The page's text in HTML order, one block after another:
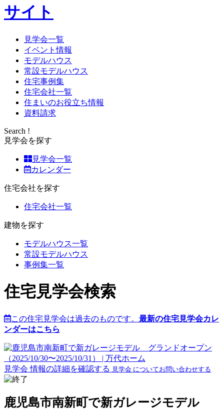
サイト
見学会一覧
イベント情報
モデルハウス
常設モデルハウス
住宅事例集
住宅会社一覧
住まいのお役立ち情報
資料請求
Search !
見学会を探す
見学会一覧
カレンダー
住宅会社を探す
住宅会社一覧
建物を探す
モデルハウス一覧
常設モデルハウス
事例集一覧
住宅見学会検索
この住宅見学会は過去のものです。 最新の住宅見学会カレ
ンダーはこちら
見学会 情報の詳細を確認する 見学会 についてお問い合わせする
鹿児島市南新町で新ガレージモデル